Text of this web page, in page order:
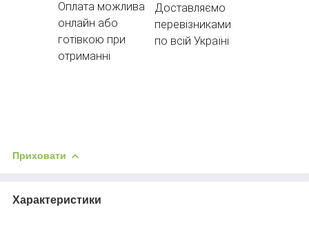
Оплата можлива
онлайн або
готівкою при
отриманні
Доставляємо
перевізниками
по всій Україні
Приховати
Характеристики